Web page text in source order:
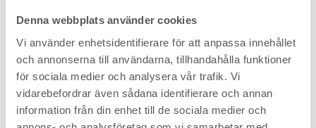
Denna webbplats använder cookies
Vi använder enhetsidentifierare för att anpassa innehållet
och annonserna till användarna, tillhandahålla funktioner
för sociala medier och analysera vår trafik. Vi
vidarebefordrar även sådana identifierare och annan
information från din enhet till de sociala medier och
expanderar vid fyllning av urinblåsan. Detta
kännerurinblåsans afferenta neuroner
Dessas sensoriska dendriter är placerade i
urinblåsans vägg. Urinblåsans afferenta signaler